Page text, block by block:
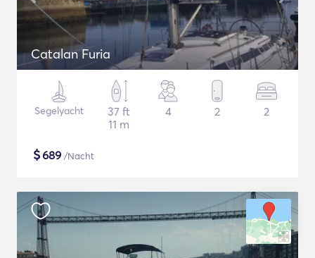
Catalan Furia
Segelyacht
37 ft
11 m
4 2 2
$689 /Nacht